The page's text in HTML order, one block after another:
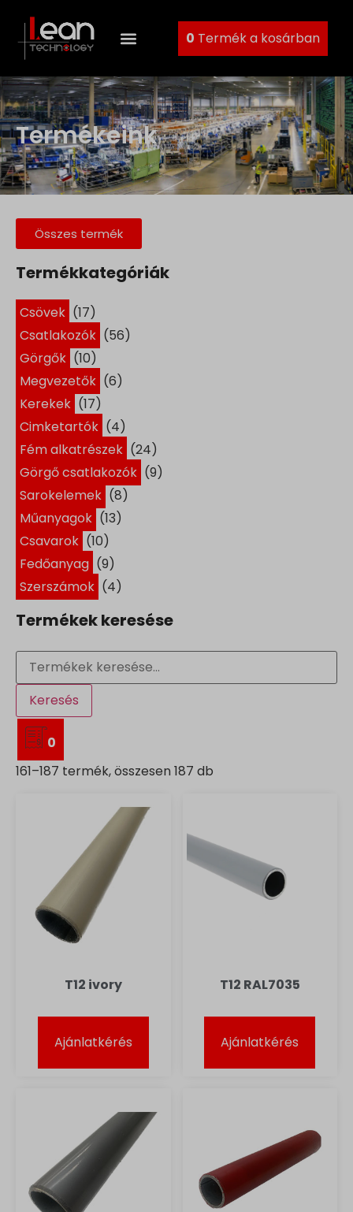
0 Termék a kosárban
Termékeink
Összes termék
Termékkategóriák
Csövek (17)
Csatlakozók (56)
Görgők (10)
Megvezetők (6)
Kerekek (17)
Cimketartók (4)
Fém alkatrészek (24)
Görgő csatlakozók (9)
Sarokelemek (8)
Műanyagok (13)
Csavarok (10)
Fedőanyag (9)
Szerszámok (4)
Termékek keresése
Keresés
0
161–187 termék, összesen 187 db
T12 ivory
Ajánlatkérés
T12 RAL7035
Ajánlatkérés